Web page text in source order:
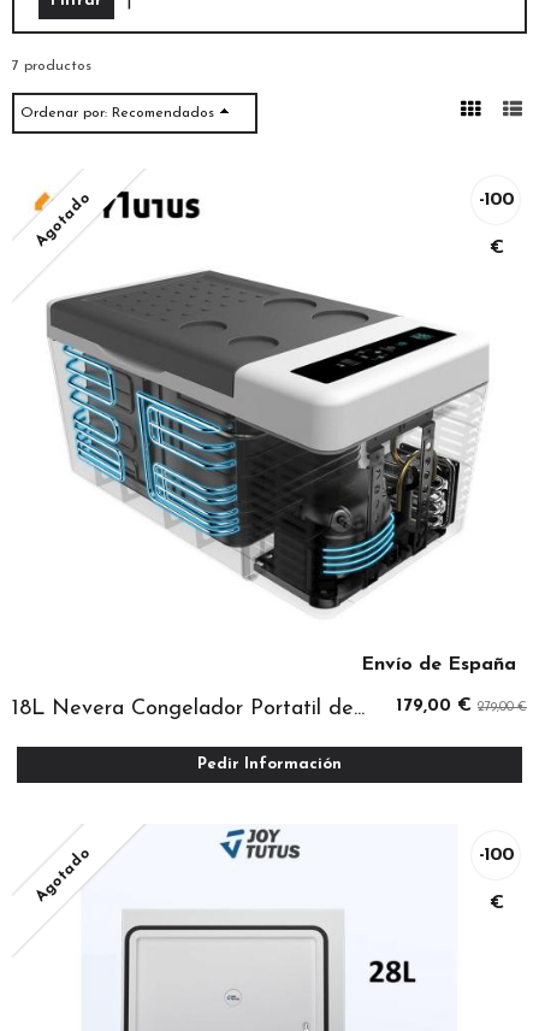
7 productos
Ordenar por: Recomendados
Agotado
Envío de España
-100
€
18L Nevera Congelador Portatil de... 179,00 € 279,00 €
Pedir Información
Agotado -100
€